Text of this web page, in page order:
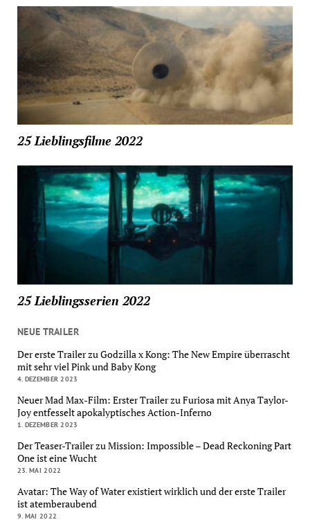
25 Lieblingsfilme 2022
25 Lieblingsserien 2022
NEUE TRAILER
Der erste Trailer zu Godzilla x Kong: The New Empire überrascht
mit sehr viel Pink und Baby Kong
4. DEZEMBER 2023
Neuer Mad Max-Film: Erster Trailer zu Furiosa mit Anya Taylor-
Joy entfesselt apokalyptisches Action-Inferno
1. DEZEMBER 2023
Der Teaser-Trailer zu Mission: Impossible – Dead Reckoning Part
One ist eine Wucht
23. MAI 2022
Avatar: The Way of Water existiert wirklich und der erste Trailer
ist atemberaubend
9. MAI 2022